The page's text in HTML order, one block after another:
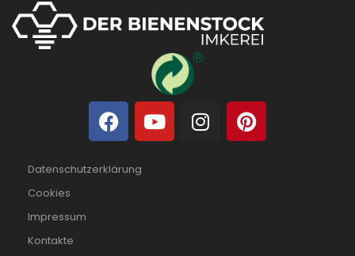
Datenschutzerklärung
Cookies
Impressum
Kontakte